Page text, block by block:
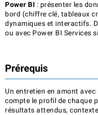
Power BI : présenter les
bord (chiffre clé, tableaux
dynamiques et interactifs.
ou avec Power BI Services
Prérequis
Un entretien en amont
compte le profil de chaque
résultats attendus,